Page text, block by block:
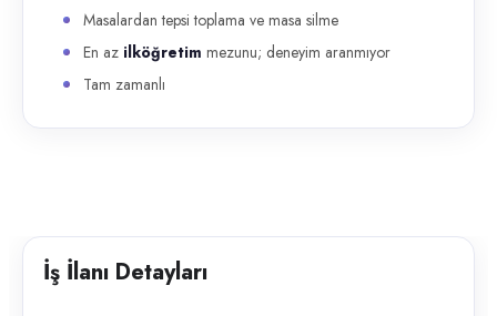
Masalardan tepsi toplama ve masa silme
En az ilköğretim mezunu; deneyim aranmıyor
Tam zamanlı
İş İlanı Detayları